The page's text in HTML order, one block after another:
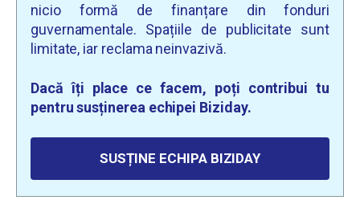
nicio formă de finanțare din fonduri
guvernamentale. Spațiile de publicitate sunt
limitate, iar reclama neinvazivă.
Dacă îți place ce facem, poți contribui tu
pentru susținerea echipei Biziday.
SUSȚINE ECHIPA BIZIDAY